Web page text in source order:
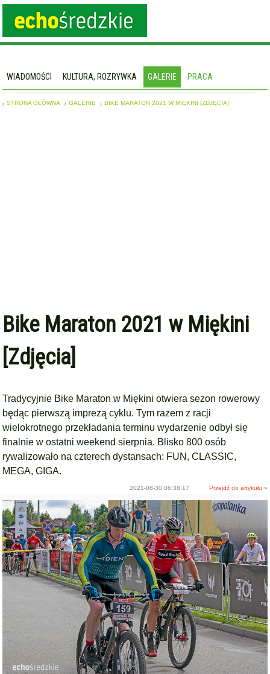
WIADOMOŚCI KULTURA, ROZRYWKA GALERIE PRACA
STRONA GŁÓWNA GALERIE BIKE MARATON 2021 W MIĘKINI [ZDJĘCIA]
Bike Maraton 2021 w Miękini
[Zdjęcia]
Tradycyjnie Bike Maraton w Miękini otwiera sezon rowerowy
będąc pierwszą imprezą cyklu. Tym razem z racji
wielokrotnego przekładania terminu wydarzenie odbył się
finalnie w ostatni weekend sierpnia. Blisko 800 osób
rywalizowało na czterech dystansach: FUN, CLASSIC,
MEGA, GIGA.
2021-08-30 06:38:17 Przejdź do artykułu »